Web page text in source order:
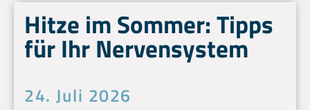
Hitze im Sommer: Tipps
für Ihr Nervensystem
24. Juli 2026